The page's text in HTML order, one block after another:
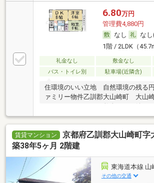
6.80万円
管理費4,880円
なし
な
1階 / 2LDK（
礼金なし 敷金なし
バス・トイレ別
駐車場(近隣含)
住環境のいい立地 自然環境の残る
ァミリー物件乙訓郡大山崎町 大山崎
Ｋマンションです。敷金ナシ。嬉し
など充実の設備。
賃貸マンション
京都府乙訓郡大山崎町字
築38年5ヶ月 2階建
東海道本線 山
その他の交通